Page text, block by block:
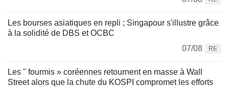
Les bourses asiatiques en repli ; Singapour s'illustre grâce
à la solidité de DBS et OCBC
07/08
RE
Les " fourmis » coréennes retournent en masse à Wall
Street alors que la chute du KOSPI compromet les efforts